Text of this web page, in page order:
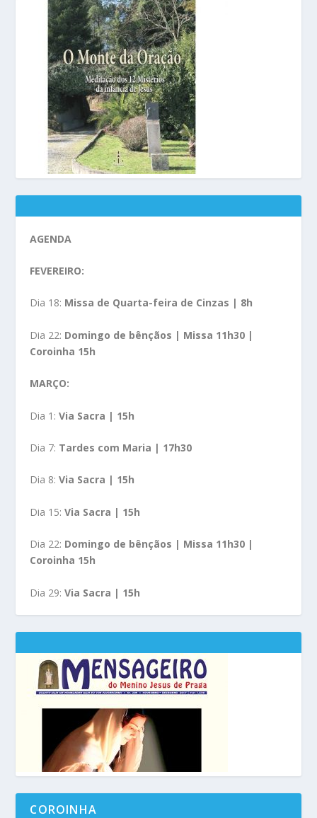
AGENDA
FEVEREIRO:
Dia 18: Missa de Quarta-feira de Cinzas | 8h
Dia 22: Domingo de bênçãos | Missa 11h30 |
Coroinha 15h
MARÇO:
Dia 1:Via Sacra | 15h
Dia 7: Tardes com Maria | 17h30
Dia 8:Via Sacra | 15h
Dia 15:Via Sacra | 15h
Dia 22: Domingo de bênçãos | Missa 11h30 |
Coroinha 15h
Dia 29:Via Sacra | 15h
COROINHA